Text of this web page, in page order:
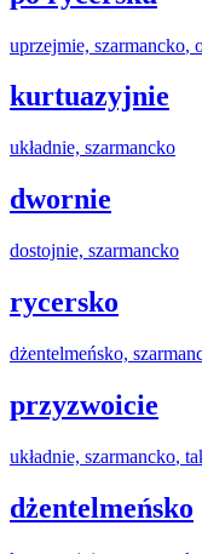
uprzejmie, szarmancko,
kurtuazyjnie
układnie, szarmancko
dwornie
dostojnie, szarmancko
rycersko
dżentelmeńsko,
przyzwoicie
układnie, szarmancko,
dżentelmeńsko